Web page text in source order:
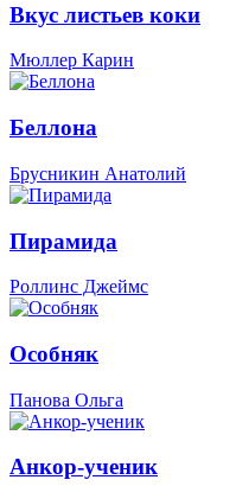
Вкус листьев коки
Мюллер Карин
Беллона
Брусникин Анатолий
Пирамида
Роллинс Джеймс
Особняк
Панова Ольга
Анкор-ученик